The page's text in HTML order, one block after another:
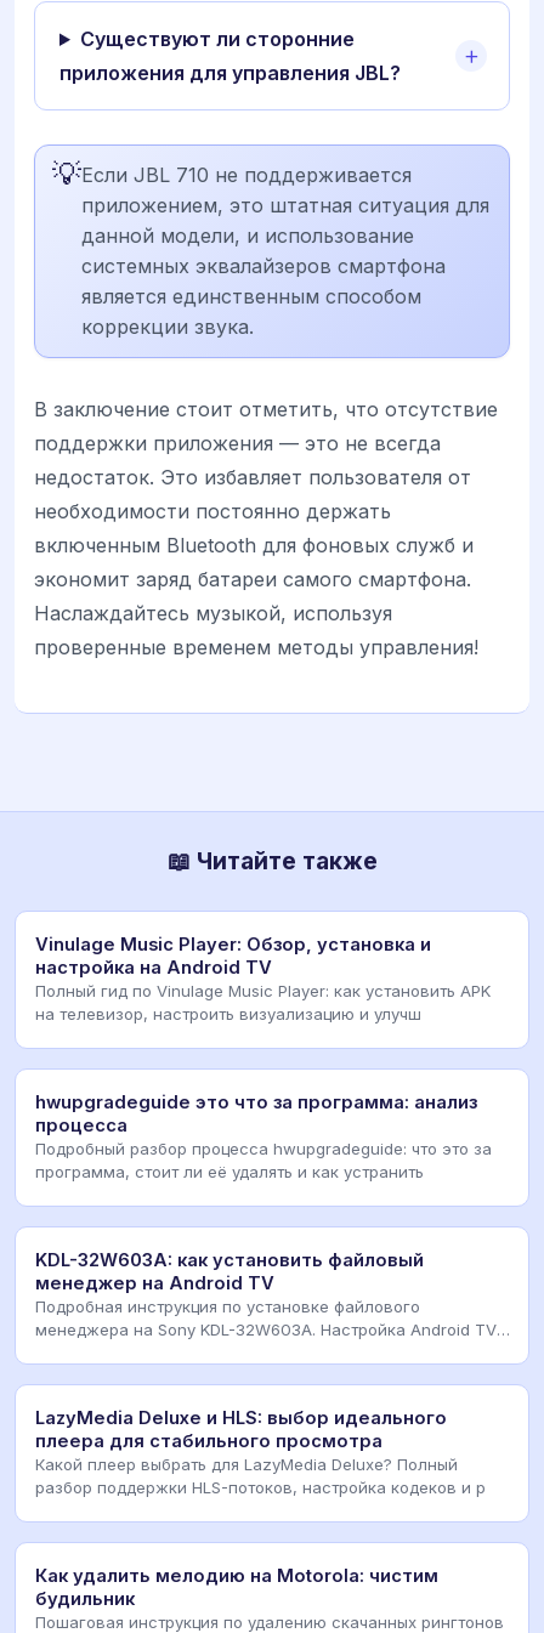
Существуют ли сторонние
приложения для управления JBL?
💡Если JBL 710 не поддерживается
приложением, это штатная ситуация для
данной модели, и использование
системных эквалайзеров смартфона
является единственным способом
коррекции звука.
В заключение стоит отметить, что отсутствие
поддержки приложения — это не всегда
недостаток. Это избавляет пользователя от
необходимости постоянно держать
включенным Bluetooth для фоновых служб и
экономит заряд батареи самого смартфона.
Наслаждайтесь музыкой, используя
проверенные временем методы управления!
📖 Читайте также
Vinulage Music Player: Обзор, установка и
настройка на Android TV
Полный гид по Vinulage Music Player: как установить APK
на телевизор, настроить визуализацию и улучш
hwupgradeguide это что за программа: анализ
процесса
Подробный разбор процесса hwupgradeguide: что это за
программа, стоит ли её удалять и как устранить
KDL-32W603A: как установить файловый
менеджер на Android TV
Подробная инструкция по установке файлового
менеджера на Sony KDL-32W603A. Настройка Android TV,
LazyMedia Deluxe и HLS: выбор идеального
плеера для стабильного просмотра
Какой плеер выбрать для LazyMedia Deluxe? Полный
разбор поддержки HLS-потоков, настройка кодеков и р
Как удалить мелодию на Motorola: чистим
будильник
Пошаговая инструкция по удалению скачанных рингтонов